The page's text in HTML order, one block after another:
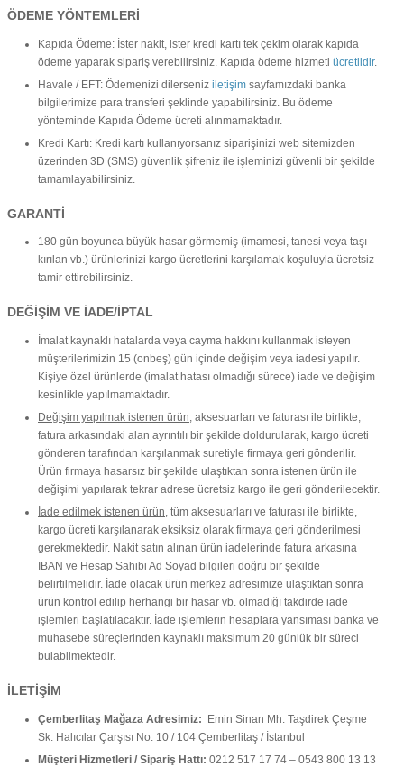
ÖDEME YÖNTEMLERİ
Kapıda Ödeme: İster nakit, ister kredi kartı tek çekim olarak kapıda
ödeme yaparak sipariş verebilirsiniz. Kapıda ödeme hizmeti ücretlidir.
Havale / EFT: Ödemenizi dilerseniz iletişim sayfamızdaki banka
bilgilerimize para transferi şeklinde yapabilirsiniz. Bu ödeme
yönteminde Kapıda Ödeme ücreti alınmamaktadır.
Kredi Kartı: Kredi kartı kullanıyorsanız siparişinizi web sitemizden
üzerinden 3D (SMS) güvenlik şifreniz ile işleminizi güvenli bir şekilde
tamamlayabilirsiniz.
GARANTİ
180 gün boyunca büyük hasar görmemiş (imamesi, tanesi veya taşı
kırılan vb.) ürünlerinizi kargo ücretlerini karşılamak koşuluyla ücretsiz
tamir ettirebilirsiniz.
DEĞİŞİM VE İADE/İPTAL
İmalat kaynaklı hatalarda veya cayma hakkını kullanmak isteyen
müşterilerimizin 15 (onbeş) gün içinde değişim veya iadesi yapılır.
Kişiye özel ürünlerde (imalat hatası olmadığı sürece) iade ve değişim
kesinlikle yapılmamaktadır.
Değişim yapılmak istenen ürün, aksesuarları ve faturası ile birlikte,
fatura arkasındaki alan ayrıntılı bir şekilde doldurularak, kargo ücreti
gönderen tarafından karşılanmak suretiyle firmaya geri gönderilir.
Ürün firmaya hasarsız bir şekilde ulaştıktan sonra istenen ürün ile
değişimi yapılarak tekrar adrese ücretsiz kargo ile geri gönderilecektir.
İade edilmek istenen ürün, tüm aksesuarları ve faturası ile birlikte,
kargo ücreti karşılanarak eksiksiz olarak firmaya geri gönderilmesi
gerekmektedir. Nakit satın alınan ürün iadelerinde fatura arkasına
IBAN ve Hesap Sahibi Ad Soyad bilgileri doğru bir şekilde
belirtilmelidir. İade olacak ürün merkez adresimize ulaştıktan sonra
ürün kontrol edilip herhangi bir hasar vb. olmadığı takdirde iade
işlemleri başlatılacaktır. İade işlemlerin hesaplara yansıması banka ve
muhasebe süreçlerinden kaynaklı maksimum 20 günlük bir süreci
bulabilmektedir.
İLETİŞİM
Çemberlitaş Mağaza Adresimiz: Emin Sinan Mh. Taşdirek Çeşme
Sk. Halıcılar Çarşısı No: 10 / 104 Çemberlitaş / İstanbul
Müşteri Hizmetleri / Sipariş Hattı: 0212 517 17 74 – 0543 800 13 13